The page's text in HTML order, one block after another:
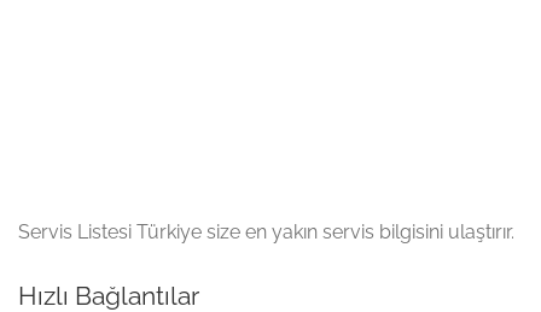
Servis Listesi Türkiye size en yakın servis bilgisini ulaştırır.
Hızlı Bağlantılar